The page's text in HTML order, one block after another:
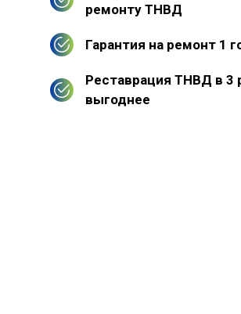
ремонту ТНВД
Гарантия на ремонт 1
Реставрация ТНВД в 3
выгоднее